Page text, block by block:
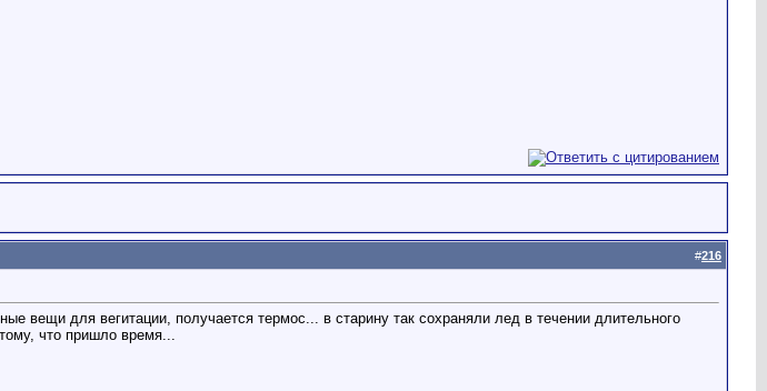
#216
вещи для вегитации, получается термос... в старину так сохраняли лед в течении длительного
что пришло время...